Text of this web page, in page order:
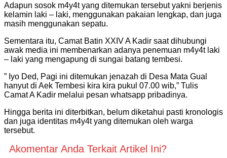
Adapun sosok m4y4t yang ditemukan tersebut yakni berjenis
kelamin laki – laki, menggunakan pakaian lengkap, dan juga
masih menggunakan sepatu.
Sementara itu, Camat Batin XXIV A Kadir saat dihubungi
awak media ini membenarkan adanya penemuan m4y4t laki
– laki yang mengapung di sungai batang tembesi.
” Iyo Ded, Pagi ini ditemukan jenazah di Desa Mata Gual
hanyut di Aek Tembesi kira kira pukul 07.00 wib,” Tulis
Camat A Kadir melalui pesan whatsapp pribadinya.
Hingga berita ini diterbitkan, belum diketahui pasti kronologis
dan juga identitas m4y4t yang ditemukan oleh warga
tersebut.
Akomentar Anda Terkait Artikel Ini?